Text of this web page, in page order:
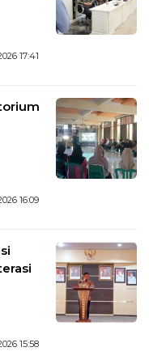
17:41
16:09
15:58